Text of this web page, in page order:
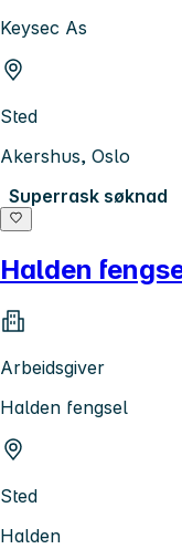
Keysec As
Sted
Akershus, Oslo
Superrask søknad
Halden
Arbeidsgiver
Halden fengsel
Sted
Halden